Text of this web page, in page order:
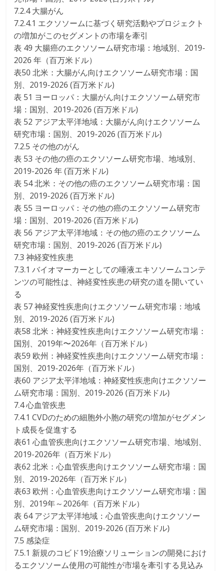
7.2.4 大腸がん
7.2.4.1 エクソソームに基づく研究活動やプロジェクト
の増加がこのセグメントの市場を牽引
表 49 大腸癌のエクソソーム研究市場：地域別、2019-
2026 年（百万米ドル）
表50 北米：大腸がん向けエクソソーム研究市場：国
別、2019-2026 (百万米ドル)
表 51 ヨーロッパ：大腸がん向けエクソソーム研究市
場：国別、2019-2026 (百万米ドル)
表 52 アジア太平洋地域：大腸がん向けエクソソーム
研究市場：国別、2019-2026 (百万米ドル)
7.2.5 その他のがん
表 53 その他の癌のエクソソーム研究市場、地域別、
2019-2026 年 (百万米ドル)
表 54 北米：その他の癌のエクソソーム研究市場：国
別、2019-2026 (百万米ドル)
表 55 ヨーロッパ：その他の癌のエクソソーム研究市
場：国別、2019-2026 (百万米ドル)
表 56 アジア太平洋地域：その他の癌のエクソソーム
研究市場：国別、2019-2026 (百万米ドル)
7.3 神経変性疾患
7.3.1 バイオマーカーとしての唾液エキソソームコンテ
ンツの可能性は、神経変性疾患の研究の道を開いてい
る
表 57 神経変性疾患向けエクソソーム研究市場：地域
別、2019-2026 (百万米ドル)
表58 北米：神経変性疾患向けエクソソーム研究市場：
国別、2019年〜2026年（百万米ドル）
表59 欧州：神経変性疾患向けエクソソーム研究市場：
国別、2019-2026年（百万米ドル）
表60 アジア太平洋地域：神経変性疾患向けエクソソー
ム研究市場：国別、2019-2026 (百万米ドル)
7.4 心血管疾患
7.4.1 CVDのための細胞外小胞の研究の増加がセグメン
ト成長を促進する
表61 心血管疾患向けエクソソーム研究市場、地域別、
2019-2026年（百万米ドル）
表62 北米：心血管疾患向けエクソソーム研究市場：国
別、2019-2026年（百万米ドル）
表63 欧州：心血管疾患向けエクソソーム研究市場：国
別、2019年～2026年（百万米ドル）
表 64 アジア太平洋地域：心血管疾患向けエクソソー
ム研究市場：国別、2019-2026 (百万米ドル)
7.5 感染症
7.5.1 新規のコビド19治療ソリューションの開発におけ
るエクソソーム使用の可能性が市場を牽引する見込み